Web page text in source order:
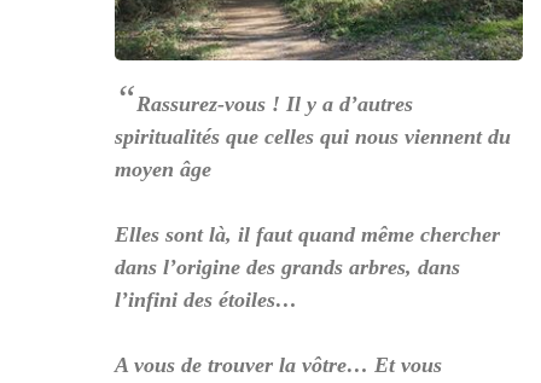
“Rassurez-vous ! Il y a d’autres
spiritualités que celles qui nous viennent du
moyen âge
Elles sont là, il faut quand même chercher
dans l’origine des grands arbres, dans
l’infini des étoiles…
A vous de trouver la vôtre… Et vous